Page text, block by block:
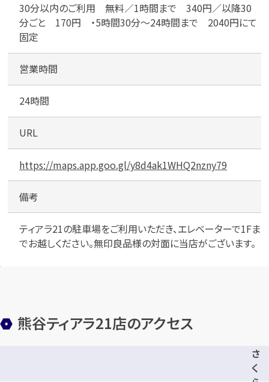
30分以内のご利用 無料／1時間まで 340円／以降30
分ごと 170円 ・5時間30分～24時間まで 2040円にて
固定
営業時間
24時間
URL
https://maps.app.goo.gl/y8d4ak1WHQ2nzny79
備考
ティアラ21の駐車場をご利用いただき、エレベーターで1Fま
でお越しください。無印良品様の対面に当店がございます。
熊谷ティアラ21店のアクセス
さ
く